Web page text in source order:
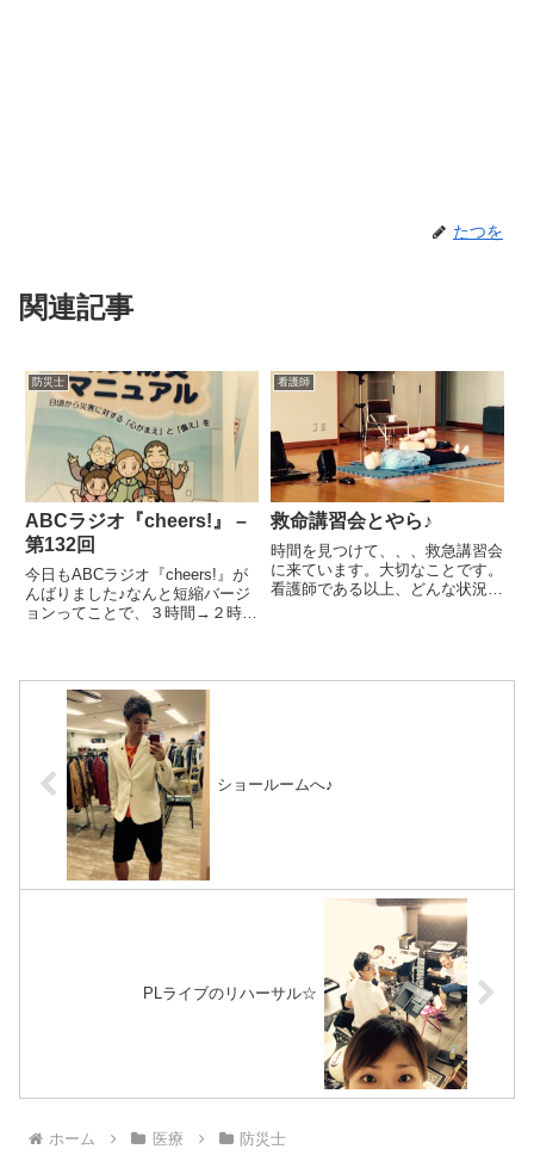
たつを
関連記事
防災士
ABCラジオ『cheers!』 –
第132回
今日もABCラジオ『cheers!』が
んばりました♪なんと短縮バージ
ョンってことで、３時間→２時
なるようにがんばりました♪今日
の虫どっち、、、僕は森山直...
看護師
救命講習会とやら♪
時間を見つけて、、、救急講習会
に来ています。大切なことです。
看護師である以上、どんな状況に
びついてしまうからね。知識をも
ショールームへ♪
PLライブのリハーサル☆
ホーム 医療 防災士